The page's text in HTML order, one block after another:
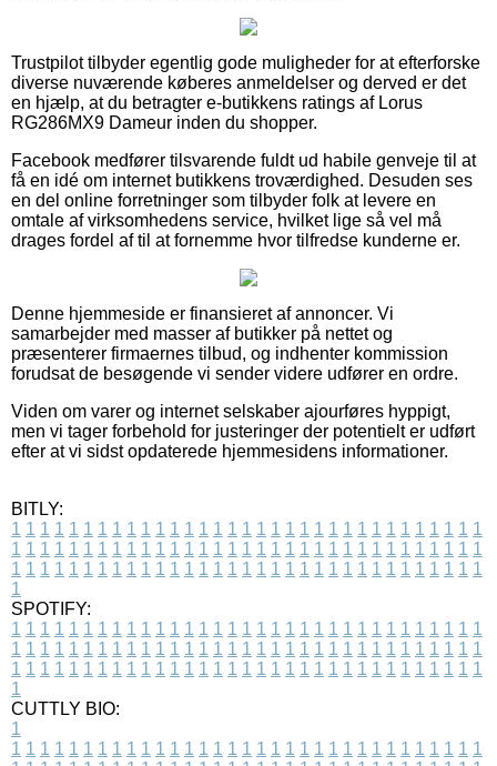
Trustpilot tilbyder egentlig gode muligheder for at efterforske
diverse nuværende køberes anmeldelser og derved er det
en hjælp, at du betragter e-butikkens ratings af Lorus
RG286MX9 Dameur inden du shopper.
Facebook medfører tilsvarende fuldt ud habile genveje til at
få en idé om internet butikkens troværdighed. Desuden ses
en del online forretninger som tilbyder folk at levere en
omtale af virksomhedens service, hvilket lige så vel må
drages fordel af til at fornemme hvor tilfredse kunderne er.
Denne hjemmeside er finansieret af annoncer. Vi
samarbejder med masser af butikker på nettet og
præsenterer firmaernes tilbud, og indhenter kommission
forudsat de besøgende vi sender videre udfører en ordre.
Viden om varer og internet selskaber ajourføres hyppigt,
men vi tager forbehold for justeringer der potentielt er udført
efter at vi sidst opdaterede hjemmesidens informationer.
BITLY:
1 1 1 1 1 1 1 1 1 1 1 1 1 1 1 1 1 1 1 1 1 1 1 1 1 1 1 1 1 1 1 1 1
1 1 1 1 1 1 1 1 1 1 1 1 1 1 1 1 1 1 1 1 1 1 1 1 1 1 1 1 1 1 1 1 1
1 1 1 1 1 1 1 1 1 1 1 1 1 1 1 1 1 1 1 1 1 1 1 1 1 1 1 1 1 1 1 1 1
1
SPOTIFY:
1 1 1 1 1 1 1 1 1 1 1 1 1 1 1 1 1 1 1 1 1 1 1 1 1 1 1 1 1 1 1 1 1
1 1 1 1 1 1 1 1 1 1 1 1 1 1 1 1 1 1 1 1 1 1 1 1 1 1 1 1 1 1 1 1 1
1 1 1 1 1 1 1 1 1 1 1 1 1 1 1 1 1 1 1 1 1 1 1 1 1 1 1 1 1 1 1 1 1
1
CUTTLY BIO:
1
1 1 1 1 1 1 1 1 1 1 1 1 1 1 1 1 1 1 1 1 1 1 1 1 1 1 1 1 1 1 1 1 1